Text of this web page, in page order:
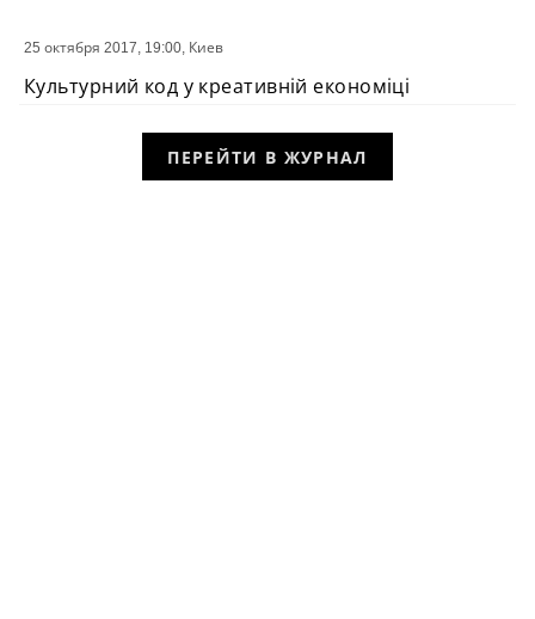
СОБЫТИЕ
25 октября 2017, 19:00, Киев
Культурний код у креативній економіці
ПЕРЕЙТИ В ЖУРНАЛ